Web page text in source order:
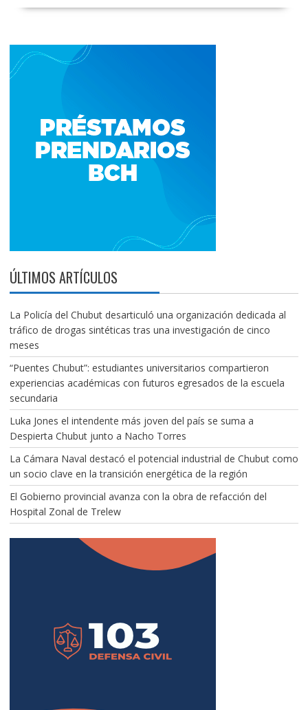
ÚLTIMOS ARTÍCULOS
La Policía del Chubut desarticuló una organización dedicada al
tráfico de drogas sintéticas tras una investigación de cinco
meses
“Puentes Chubut”: estudiantes universitarios compartieron
experiencias académicas con futuros egresados de la escuela
secundaria
Luka Jones el intendente más joven del país se suma a
Despierta Chubut junto a Nacho Torres
La Cámara Naval destacó el potencial industrial de Chubut como
un socio clave en la transición energética de la región
El Gobierno provincial avanza con la obra de refacción del
Hospital Zonal de Trelew